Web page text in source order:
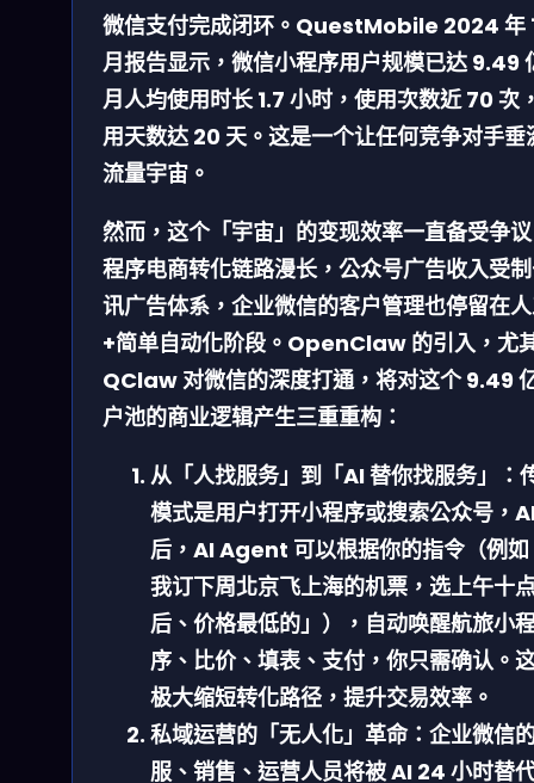
微信支付完成闭环。QuestMobile 2024 年
月报告显示，微信小程序用户规模已达 9.49
月人均使用时长 1.7 小时，使用次数近 70 次
用天数达 20 天。这是一个让任何竞争对手垂
流量宇宙。
然而，这个「宇宙」的变现效率一直备受争
程序电商转化链路漫长，公众号广告收入受
讯广告体系，企业微信的客户管理也停留在
+简单自动化阶段。OpenClaw 的引入，尤
QClaw 对微信的深度打通，将对这个 9.49
户池的商业逻辑产生三重重构：
从「人找服务」到「AI 替你找服务」：
模式是用户打开小程序或搜索公众号，
后，AI Agent 可以根据你的指令（例如
我订下周北京飞上海的机票，选上午十
后、价格最低的」），自动唤醒航旅小
序、比价、填表、支付，你只需确认。
极大缩短转化路径，提升交易效率。
私域运营的「无人化」革命： 企业微信
服、销售、运营人员将被 AI 24 小时替